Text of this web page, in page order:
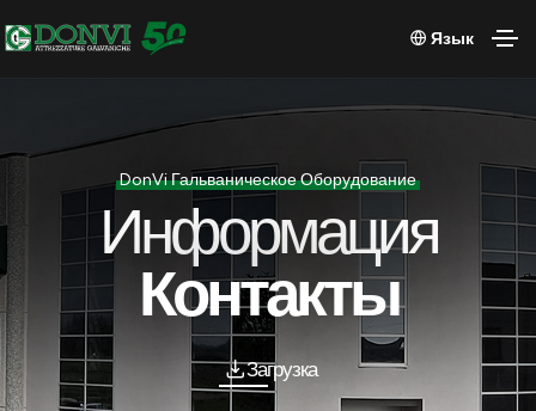
Язык
DonVi Гальваническое Оборудование
Информация
Контакты
Загрузка